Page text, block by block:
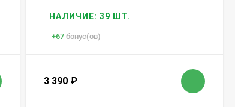
НАЛИЧИЕ: 39 ШТ.
+67 бонус(ов)
3 390 ₽